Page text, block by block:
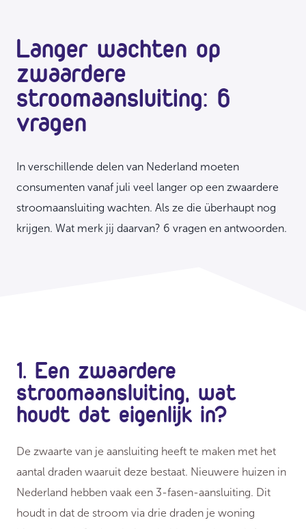
Langer wachten op
zwaardere
stroomaansluiting: 6
vragen
In verschillende delen van Nederland moeten
consumenten vanaf juli veel langer op een zwaardere
stroomaansluiting wachten. Als ze die überhaupt nog
krijgen. Wat merk jij daarvan? 6 vragen en antwoorden.
1. Een zwaardere
stroomaansluiting, wat
houdt dat eigenlijk in?
De zwaarte van je aansluiting heeft te maken met het
aantal draden waaruit deze bestaat. Nieuwere huizen in
Nederland hebben vaak een 3-fasen-aansluiting. Dit
houdt in dat de stroom via drie draden je woning